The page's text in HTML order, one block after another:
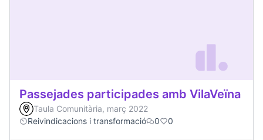
Passejades participades amb VilaVeïna
Taula Comunitària, març 2022
Reivindicacions i transformació
0 0